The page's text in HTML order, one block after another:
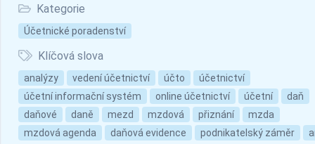
Kategorie
Účetnické poradenství
Klíčová slova
analýzy vedení účetnictví účto
účetnictví
účetní informační systém
online účetnictví účetní
daň
daňové
daně mezd mzdová přiznání
mzda
mzdová agenda
daňová evidence podnikatelský záměr